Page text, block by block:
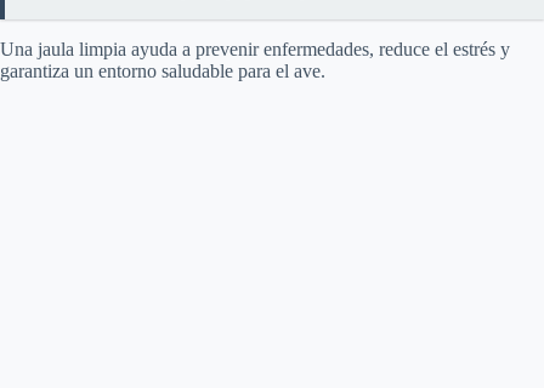
Una jaula limpia ayuda a prevenir enfermedades, reduce el estrés y
garantiza un entorno saludable para el ave.